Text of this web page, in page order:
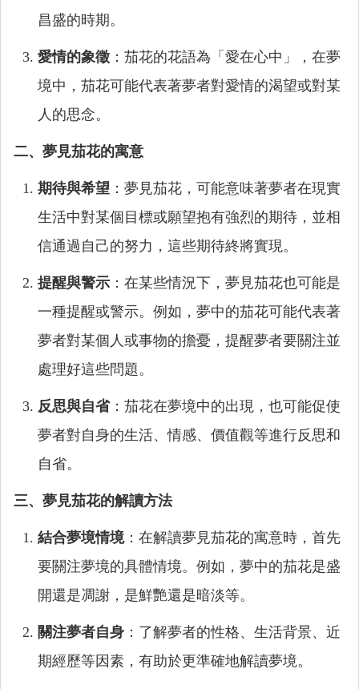
昌盛的時期。
愛情的象徵 ：茄花的花語為「愛在心中」，在夢
境中，茄花可能代表著夢者對愛情的渴望或對某
人的思念。
二、夢見茄花的寓意
期待與希望 ：夢見茄花，可能意味著夢者在現實
生活中對某個目標或願望抱有強烈的期待，並相
信通過自己的努力，這些期待終將實現。
提醒與警示 ：在某些情況下，夢見茄花也可能是
一種提醒或警示。例如，夢中的茄花可能代表著
夢者對某個人或事物的擔憂，提醒夢者要關注並
處理好這些問題。
反思與自省：茄花在夢境中的出現，也可能促使
夢者對自身的生活、情感、價值觀等進行反思和
自省。
三、夢見茄花的解讀方法
結合夢境情境：在解讀夢見茄花的寓意時，首先
要關注夢境的具體情境。例如，夢中的茄花是盛
開還是凋謝，是鮮艷還是暗淡等。
關注夢者自身 ：了解夢者的性格、生活背景、近
期經歷等因素，有助於更準確地解讀夢境。